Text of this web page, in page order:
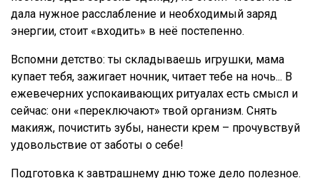
дала нужное расслабление и необходимый заряд
энергии, стоит «входить» в неё постепенно.
Вспомни детство: ты складываешь игрушки, мама
купает тебя, зажигает ночник, читает тебе на ночь... В
ежевечерних успокаивающих ритуалах есть смысл и
сейчас: они «переключают» твой организм. Снять
макияж, почистить зубы, нанести крем – прочувствуй
удовольствие от заботы о себе!
Подготовка к завтрашнему дню тоже дело полезное.